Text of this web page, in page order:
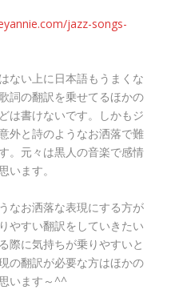
jazz-songs-
ない上に日本語もうまくな
詞の翻訳を乗せてるほかの
は書けないです。しかもジ
外と詩のようなお洒落で難
。元々は黒人の音楽で感情
います。
なお洒落な表現にする方が
やすい翻訳をしていきたい
際に気持ちが乗りやすいと
の翻訳が必要な方はほかの
います～^^